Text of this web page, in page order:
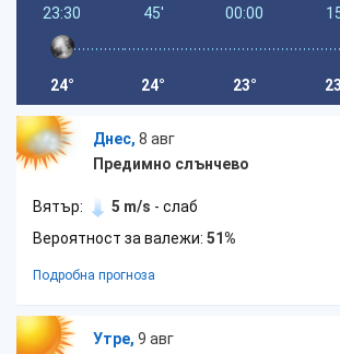
23:30
24°
45'
24°
00:00
23°
Днес, 8 авг
Предимно слънчево
Вятър: 5 m/s - слаб
Вероятност за валежи: 51%
Подробна прогноза
Утре, 9 авг